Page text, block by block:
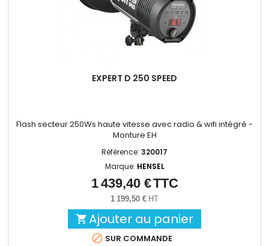
EXPERT D 250 SPEED
Flash secteur 250Ws haute vitesse avec radio & wifi intégré -
Monture EH
Référence: 320017
Marque: HENSEL
Prix
1 439,40 €TTC
1 199,50 € HT
 Ajouter au panier
 SUR COMMANDE